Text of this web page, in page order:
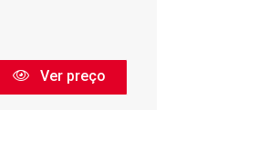
Ver preço